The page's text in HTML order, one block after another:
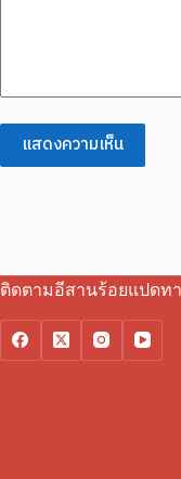
แสดงความเห็น
ติดตามอีสานร้อยแปดท